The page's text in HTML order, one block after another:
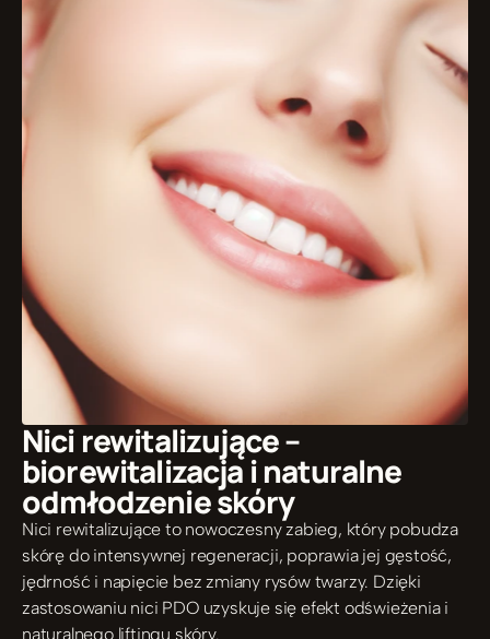
Nici rewitalizujące –
biorewitalizacja i naturalne
odmłodzenie skóry
Nici rewitalizujące to nowoczesny zabieg, który pobudza
skórę do intensywnej regeneracji, poprawia jej gęstość,
jędrność i napięcie bez zmiany rysów twarzy. Dzięki
zastosowaniu nici PDO uzyskuje się efekt odświeżenia i
naturalnego liftingu skóry.